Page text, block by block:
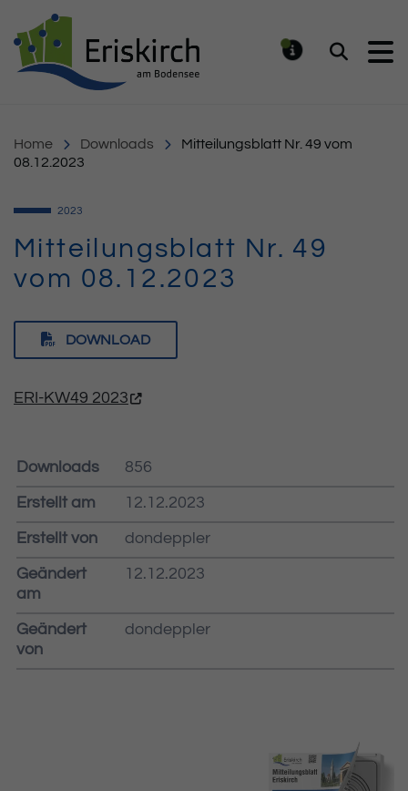
Suchen
Home Downloads
Mitteilungsblatt Nr. 49 vom
08.12.2023
2023
Mitteilungsblatt Nr. 49
vom 08.12.2023
DOWNLOAD
ERI-KW49 2023
Downloads 856
Erstellt am 12.12.2023
Erstellt von dondeppler
Geändert
am
12.12.2023
Geändert
von
dondeppler